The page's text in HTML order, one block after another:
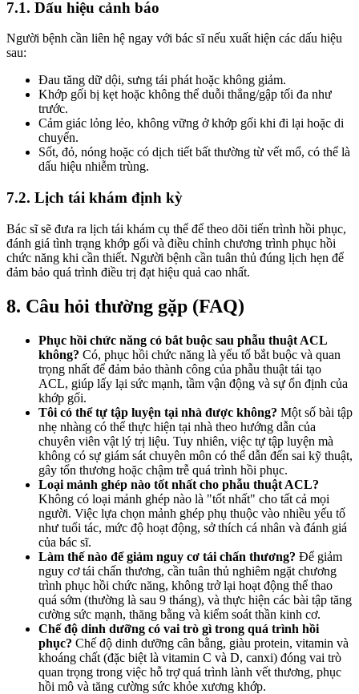
7.1. Dấu hiệu cảnh báo
Người bệnh cần liên hệ ngay với bác sĩ nếu xuất hiện các dấu hiệu
sau:
Đau tăng dữ dội, sưng tái phát hoặc không giảm.
Khớp gối bị kẹt hoặc không thể duỗi thẳng/gập tối đa như
trước.
Cảm giác lỏng lẻo, không vững ở khớp gối khi đi lại hoặc di
chuyển.
Sốt, đỏ, nóng hoặc có dịch tiết bất thường từ vết mổ, có thể là
dấu hiệu nhiễm trùng.
7.2. Lịch tái khám định kỳ
Bác sĩ sẽ đưa ra lịch tái khám cụ thể để theo dõi tiến trình hồi phục,
đánh giá tình trạng khớp gối và điều chỉnh chương trình phục hồi
chức năng khi cần thiết. Người bệnh cần tuân thủ đúng lịch hẹn để
đảm bảo quá trình điều trị đạt hiệu quả cao nhất.
8. Câu hỏi thường gặp (FAQ)
Phục hồi chức năng có bắt buộc sau phẫu thuật ACL
không? Có, phục hồi chức năng là yếu tố bắt buộc và quan
trọng nhất để đảm bảo thành công của phẫu thuật tái tạo
ACL, giúp lấy lại sức mạnh, tầm vận động và sự ổn định của
khớp gối.
Tôi có thể tự tập luyện tại nhà được không? Một số bài tập
nhẹ nhàng có thể thực hiện tại nhà theo hướng dẫn của
chuyên viên vật lý trị liệu. Tuy nhiên, việc tự tập luyện mà
không có sự giám sát chuyên môn có thể dẫn đến sai kỹ thuật,
gây tổn thương hoặc chậm trễ quá trình hồi phục.
Loại mảnh ghép nào tốt nhất cho phẫu thuật ACL?
Không có loại mảnh ghép nào là "tốt nhất" cho tất cả mọi
người. Việc lựa chọn mảnh ghép phụ thuộc vào nhiều yếu tố
như tuổi tác, mức độ hoạt động, sở thích cá nhân và đánh giá
của bác sĩ.
Làm thế nào để giảm nguy cơ tái chấn thương? Để giảm
nguy cơ tái chấn thương, cần tuân thủ nghiêm ngặt chương
trình phục hồi chức năng, không trở lại hoạt động thể thao
quá sớm (thường là sau 9 tháng), và thực hiện các bài tập tăng
cường sức mạnh, thăng bằng và kiểm soát thần kinh cơ.
Chế độ dinh dưỡng có vai trò gì trong quá trình hồi
phục? Chế độ dinh dưỡng cân bằng, giàu protein, vitamin và
khoáng chất (đặc biệt là vitamin C và D, canxi) đóng vai trò
quan trọng trong việc hỗ trợ quá trình lành vết thương, phục
hồi mô và tăng cường sức khỏe xương khớp.